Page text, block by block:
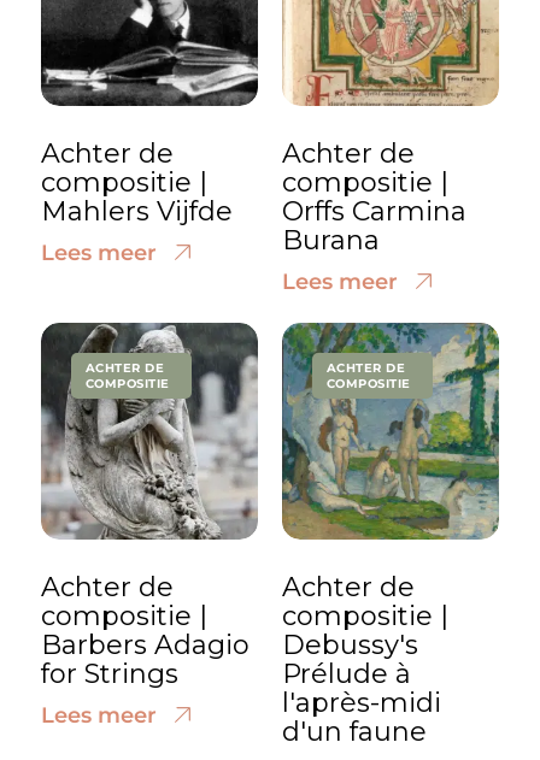
Achter de
compositie |
Mahlers Vijfde
Lees meer
Achter de
compositie |
Orffs Carmina
Burana
Lees meer
ACHTER DE
COMPOSITIE
Achter de
compositie |
Barbers Adagio
for Strings
Lees meer
ACHTER DE
COMPOSITIE
Achter de
compositie |
Debussy's
Prélude à
l'après-midi
d'un faune